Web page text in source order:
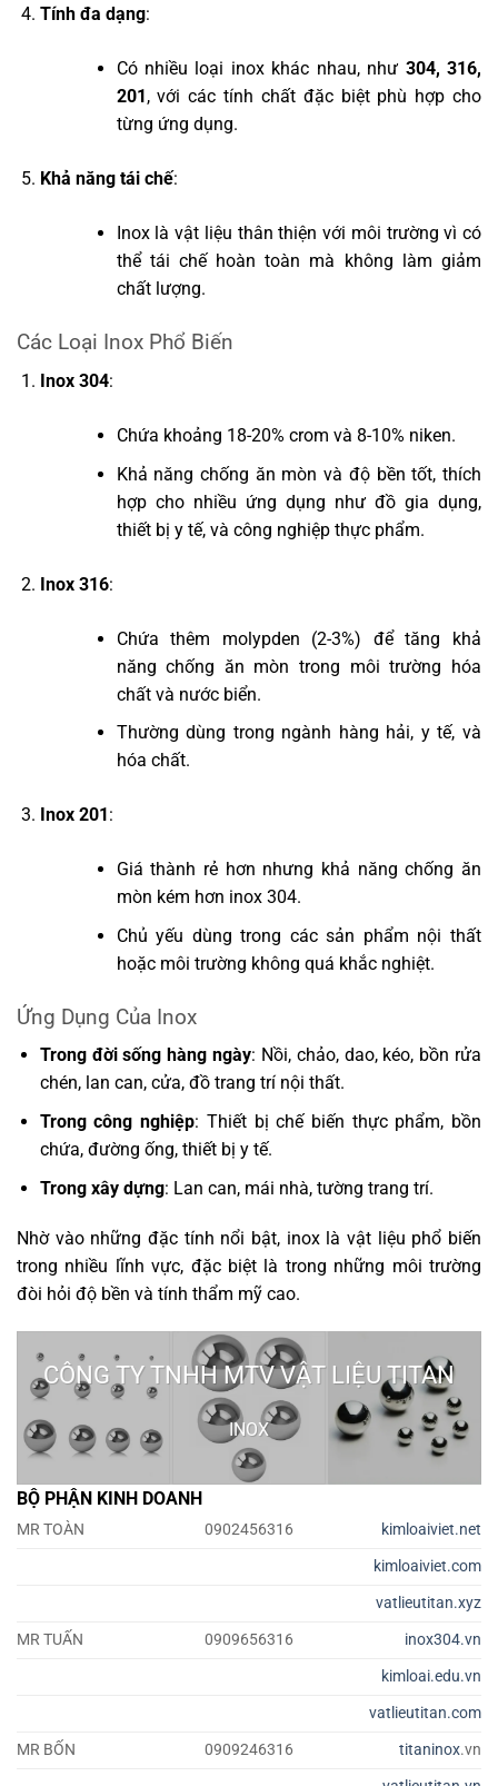
Tính đa dạng:
Có nhiều loại inox khác nhau, như 304, 316,
201 , với các tính chất đặc biệt phù hợp cho
từng ứng dụng.
Khả năng tái chế:
Inox là vật liệu thân thiện với môi trường vì có
thể tái chế hoàn toàn mà không làm giảm
chất lượng.
Các Loại Inox Phổ Biến
Inox 304:
Chứa khoảng 18-20% crom và 8-10% niken.
Khả năng chống ăn mòn và độ bền tốt, thích
hợp cho nhiều ứng dụng như đồ gia dụng,
thiết bị y tế, và công nghiệp thực phẩm.
Inox 316:
Chứa thêm molypden (2-3%) để tăng khả
năng chống ăn mòn trong môi trường hóa
chất và nước biển.
Thường dùng trong ngành hàng hải, y tế, và
hóa chất.
Inox 201 :
Giá thành rẻ hơn nhưng khả năng chống ăn
mòn kém hơn inox 304.
Chủ yếu dùng trong các sản phẩm nội thất
hoặc môi trường không quá khắc nghiệt.
Ứng Dụng Của Inox
Trong đời sống hàng ngày: Nồi, chảo, dao, kéo, bồn rửa
chén, lan can, cửa, đồ trang trí nội thất.
Trong công nghiệp: Thiết bị chế biến thực phẩm, bồn
chứa, đường ống, thiết bị y tế.
Trong xây dựng: Lan can, mái nhà, tường trang trí.
Nhờ vào những đặc tính nổi bật, inox là vật liệu phổ biến
trong nhiều lĩnh vực, đặc biệt là trong những môi trường
đòi hỏi độ bền và tính thẩm mỹ cao.
CÔNG TY TNHH MTV VẬT LIỆU TITAN
INOX
BỘ PHẬN KINH DOANH
MR TOÀN 0902456316
kimloaiviet.net
kimloaiviet.com
vatlieutitan.xyz
MR TUẤN
0909656316
inox304.vn
kimloai.edu.vn
vatlieutitan.com
MR BỐN
0909246316 titaninox.vn